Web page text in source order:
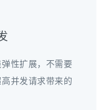
性扩展，不需要
并发请求带来的